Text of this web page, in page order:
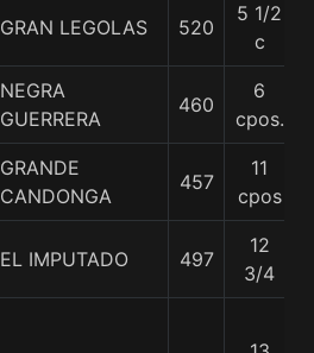
GRAN LEGOLAS 520
5 1/2
c
NEGRA
GUERRERA
460
6
cpos.
GRANDE
CANDONGA
457
11
cpos
EL IMPUTADO 497
12
3/4